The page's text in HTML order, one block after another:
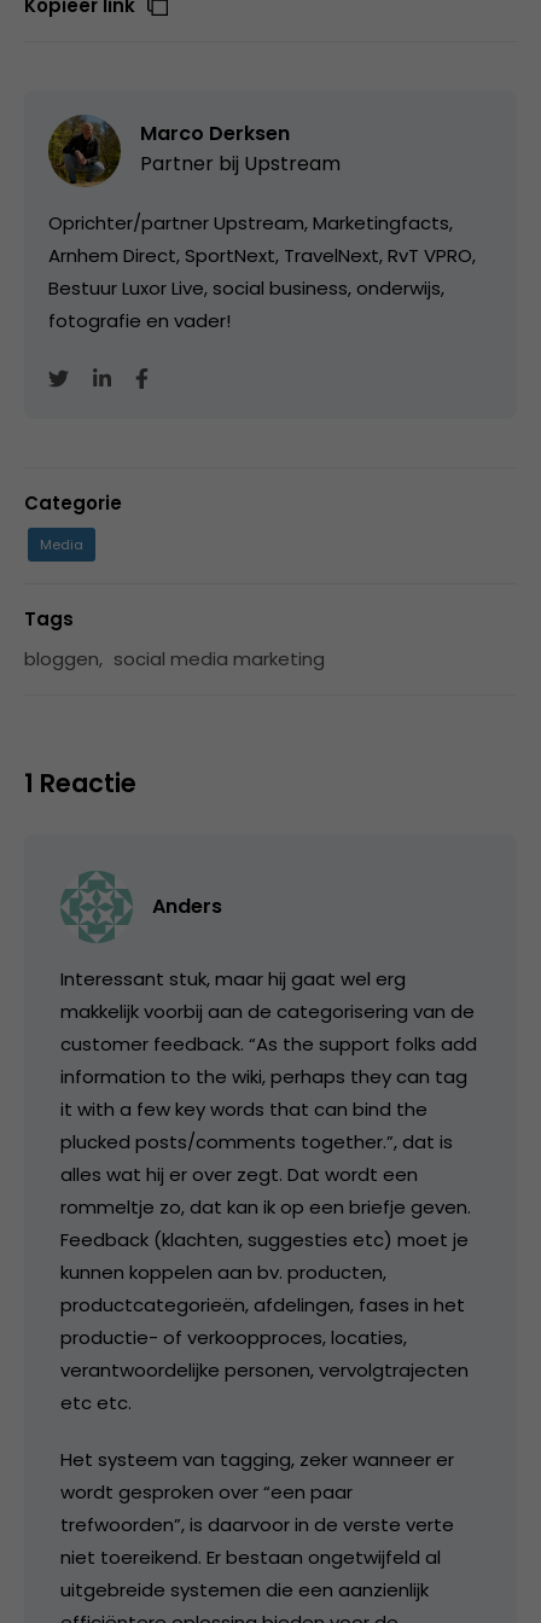
Marco Derksen
Partner bij Upstream
Oprichter/partner Upstream, Marketingfacts,
Arnhem Direct, SportNext, TravelNext, RvT VPRO,
Bestuur Luxor Live, social business, onderwijs,
fotografie en vader!
Categorie
Media
Tags
bloggen, social media marketing
1 Reactie
Anders
Interessant stuk, maar hij gaat wel erg
makkelijk voorbij aan de categorisering van de
customer feedback. “As the support folks add
information to the wiki, perhaps they can tag
it with a few key words that can bind the
plucked posts/comments together.”, dat is
alles wat hij er over zegt. Dat wordt een
rommeltje zo, dat kan ik op een briefje geven.
Feedback (klachten, suggesties etc) moet je
kunnen koppelen aan bv. producten,
productcategorieën, afdelingen, fases in het
productie- of verkoopproces, locaties,
verantwoordelijke personen, vervolgtrajecten
etc etc.
Het systeem van tagging, zeker wanneer er
wordt gesproken over “een paar
trefwoorden”, is daarvoor in de verste verte
niet toereikend. Er bestaan ongetwijfeld al
uitgebreide systemen die een aanzienlijk